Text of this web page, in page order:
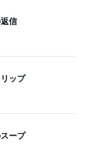
信
ップ
ープ